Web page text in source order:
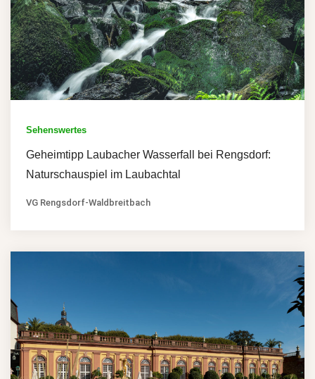
Sehenswertes
Geheimtipp Laubacher Wasserfall bei Rengsdorf:
Naturschauspiel im Laubachtal
VG Rengsdorf-Waldbreitbach